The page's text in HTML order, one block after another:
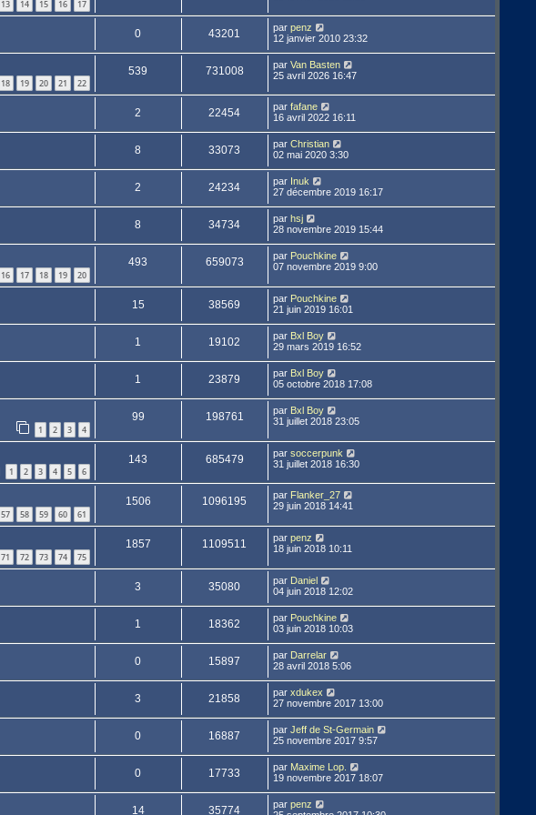
13 14 15 16 17
0 43201 par penz
12 janvier 2010 23:32
18 19 20 21 22
539 731008 par Van Basten
25 avril 2026 16:47
2 22454 par fafane
16 avril 2022 16:11
8 33073 par Christian
02 mai 2020 3:30
2 24234 par Inuk
27 décembre 2019 16:17
8 34734 par hsj
28 novembre 2019 15:44
16 17 18 19 20
493 659073 par Pouchkine
07 novembre 2019 9:00
15 38569 par Pouchkine
21 juin 2019 16:01
1 19102 par Bxl Boy
29 mars 2019 16:52
1 23879 par Bxl Boy
05 octobre 2018 17:08
1 2 3 4
99 198761 par Bxl Boy
31 juillet 2018 23:05
1 2 3 4 5 6
143 685479 par soccerpunk
31 juillet 2018 16:30
57 58 59 60 61
1506 1096195 par Flanker_27
29 juin 2018 14:41
71 72 73 74 75
1857 1109511 par penz
18 juin 2018 10:11
3 35080 par Daniel
04 juin 2018 12:02
1 18362 par Pouchkine
03 juin 2018 10:03
0 15897 par Darrelar
28 avril 2018 5:06
3 21858 par xdukex
27 novembre 2017 13:00
0 16887 par Jeff de St-Germain
25 novembre 2017 9:57
0 17733 par Maxime Lop.
19 novembre 2017 18:07
14 35774 par penz